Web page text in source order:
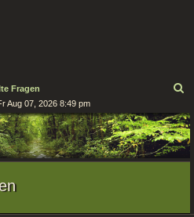
Fragen
c
h
e
Aug 07, 2026 8:49 pm